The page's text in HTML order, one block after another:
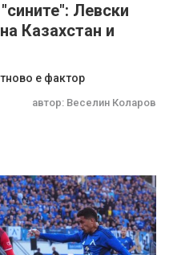
Левски
Казахстан и
е фактор
автор: Веселин Коларов